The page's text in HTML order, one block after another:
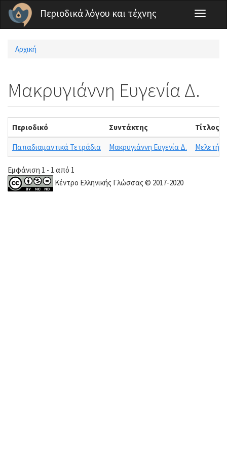
Παράκαμψη προς το κυρίως περιεχόμενο
Περιοδικά λόγου και τέχνης
Toggle
Είστε εδώ
Αρχική
Μακρυγιάννη Ευγενία Δ.
Περιοδικό Συντάκτης Τίτλος
Παπαδιαμαντικά Τετράδια Μακρυγιάννη Ευγενία Δ.
Εμφάνιση 1 - 1 από 1
Κέντρο Ελληνικής Γλώσσας © 2017-2020